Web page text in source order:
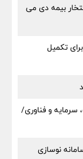
بیمه دی می
تكمیل
و فناوری/
نوسازی